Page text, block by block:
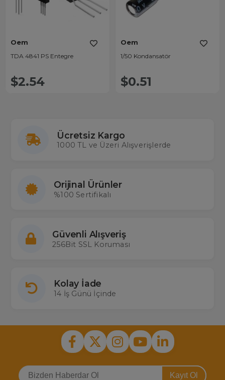
Oem
TDA 4841 PS Entegre
$2.54
Oem
1/50 Kondansatör
$0.51
Ücretsiz Kargo
1000 TL ve Üzeri Alışverişlerde
Orijinal Ürünler
%100 Sertifikalı
Güvenli Alışveriş
256Bit SSL Koruması
Kolay İade
14 İş Günü İçinde
Kayıt Ol